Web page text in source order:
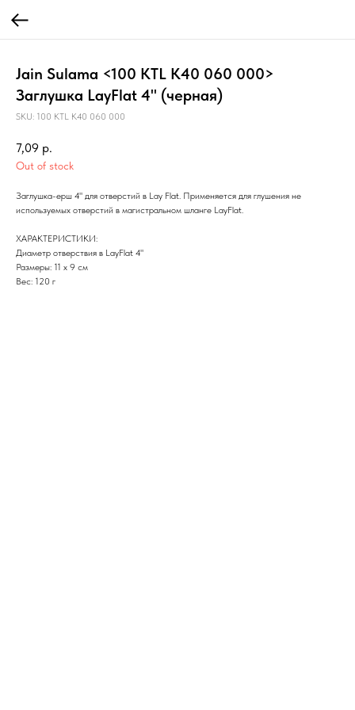
Jain Sulama <100 KTL K40 060 000>
Заглушка LayFlat 4" (черная)
SKU: 100 KTL K40 060 000
7,09 р.
Out of stock
Заглушка-ерш 4" для отверстий в Lay Flat. Применяется для глушения не
используемых отверстий в магистральном шланге LayFlat.
ХАРАКТЕРИСТИКИ:
Диаметр отверствия в LayFlat 4"
Размеры: 11 х 9 см
Вес: 120 г